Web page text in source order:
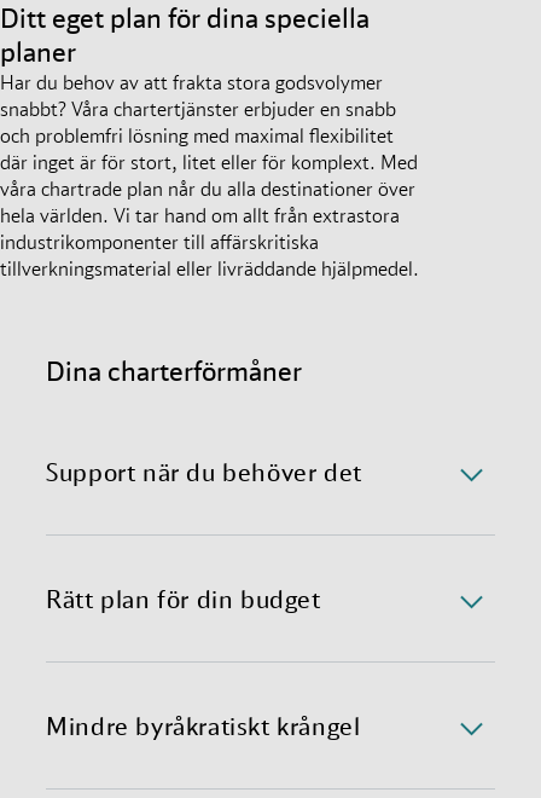
Ditt eget plan för dina speciella
planer
Har du behov av att frakta stora godsvolymer
snabbt? Våra chartertjänster erbjuder en snabb
och problemfri lösning med maximal flexibilitet
där inget är för stort, litet eller för komplext. Med
våra chartrade plan når du alla destinationer över
hela världen. Vi tar hand om allt från extrastora
industrikomponenter till affärskritiska
tillverkningsmaterial eller livräddande hjälpmedel.
Dina charterförmåner
Support när du behöver det
Charteravdelningen är tillgänglig dygnet runt och
Rätt plan för din budget
Vi erbjuder förmånlig och världsomspännande
priser.
Mindre byråkratiskt krångel
Tillsammans med alla berörda parter säkerställer vi